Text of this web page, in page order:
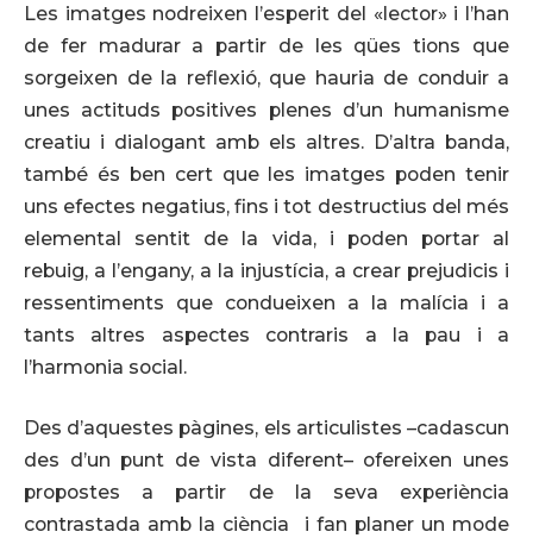
Les imatges nodreixen l’esperit del «lector» i l’han
de fer madurar a partir de les qües tions que
sorgeixen de la reflexió, que hauria de conduir a
unes actituds positives plenes d’un humanisme
creatiu i dialogant amb els altres. D’altra banda,
també és ben cert que les imatges poden tenir
uns efectes negatius, fins i tot destructius del més
elemental sentit de la vida, i poden portar al
rebuig, a l’engany, a la injustícia, a crear prejudicis i
ressentiments que condueixen a la malícia i a
tants altres aspectes contraris a la pau i a
l’harmonia social.
Des d’aquestes pàgines, els articulistes –cadascun
des d’un punt de vista diferent– ofereixen unes
propostes a partir de la seva experiència
contrastada amb la ciència i fan planer un mode